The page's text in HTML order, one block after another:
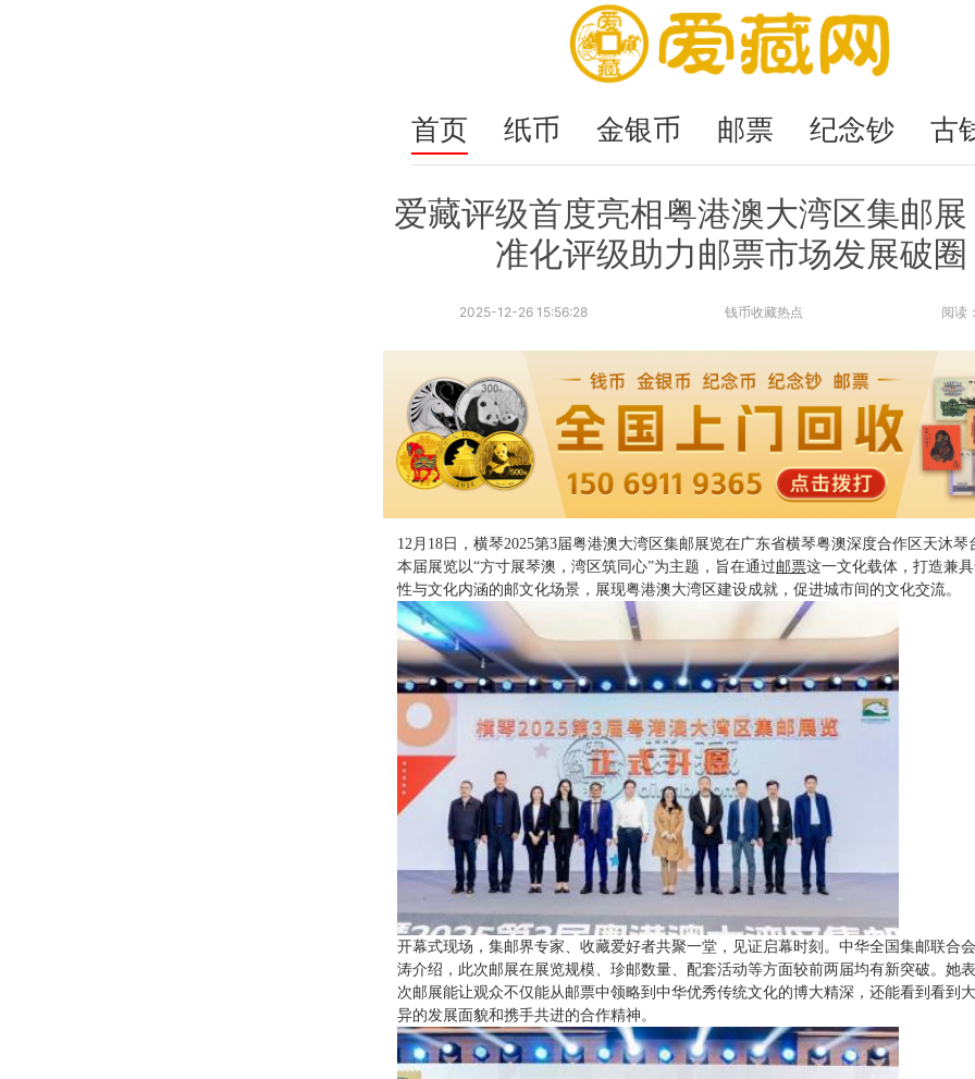
首页 纸币 金银币 邮票 纪念钞 古
爱藏评级首度亮相粤港澳大湾区集邮
准化评级助力邮票市场发展破圈
2025-12-26 15:56:28 钱币收藏热点 阅读
12月18日，横琴2025第3届粤港澳大湾区集邮展览在广东省横琴粤澳深度合作区天沐琴
本届展览以“方寸展琴澳，湾区筑同心”为主题，旨在通过邮票这一文化载体，打造兼
性与文化内涵的邮文化场景，展现粤港澳大湾区建设成就，促进城市间的文化交流。
开幕式现场，集邮界专家、收藏爱好者共聚一堂，见证启幕时刻。中华全国集邮联合
涛介绍，此次邮展在展览规模、珍邮数量、配套活动等方面较前两届均有新突破。她
次邮展能让观众不仅能从邮票中领略到中华优秀传统文化的博大精深，还能看到看到
异的发展面貌和携手共进的合作精神。